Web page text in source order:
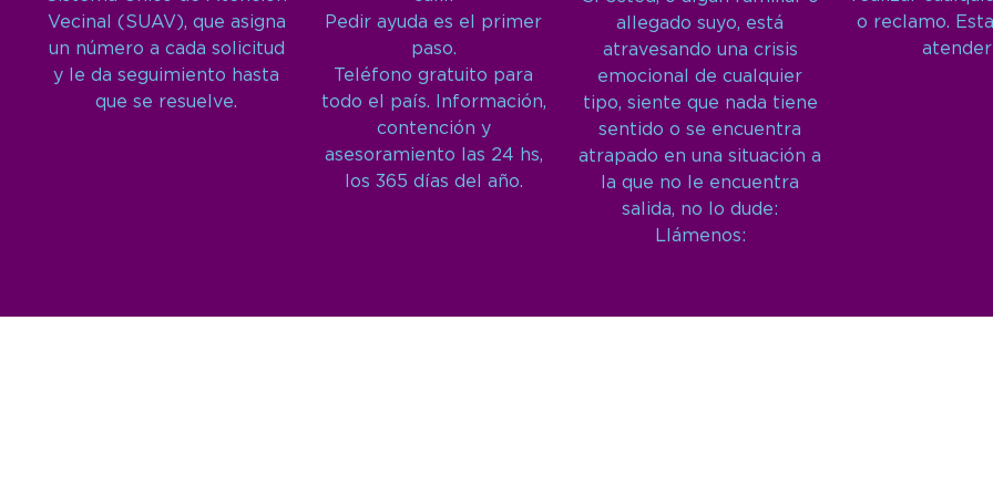
Vecinal (SUAV), que asigna
un número a cada solicitud
y le da seguimiento hasta
que se resuelve.
Pedir ayuda es el primer
paso.
Teléfono gratuito para
todo el país. Información,
contención y
asesoramiento las 24 hs,
los 365 días del año.
allegado suyo, está
atravesando una crisis
emocional de cualquier
tipo, siente que nada tiene
sentido o se encuentra
atrapado en una situación a
la que no le encuentra
salida, no lo dude:
Llámenos:
o reclamo.